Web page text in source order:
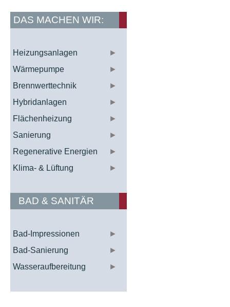
DAS MACHEN WIR:
Heizungsanlagen
►
Wärmepumpe
►
Brennwerttechnik
►
Hybridanlagen
►
Flächenheizung
►
Sanierung
►
Regenerative Energien
►
Klima- & Lüftung
►
BAD & SANITÄR
Bad-Impressionen
►
Bad-Sanierung
►
Wasseraufbereitung
►